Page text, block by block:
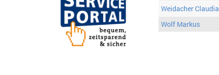
Weidacher Claudia
Wolf Markus